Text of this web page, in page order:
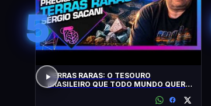
5
TERRAS RARAS: O TESOURO
BRASILEIRO QUE TODO MUNDO QUER: